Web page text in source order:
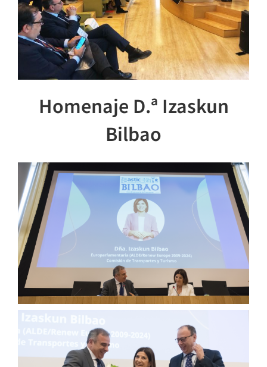
Homenaje D.ª Izaskun
Bilbao